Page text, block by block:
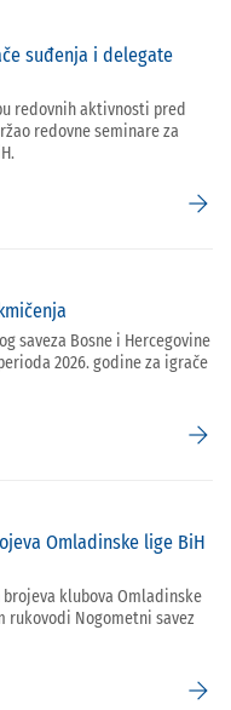
suđenja i delegate
redovnih aktivnosti pred
redovne seminare za
arrow_forward
saveza Bosne i Hercegovine
2026. godine za igrače
arrow_forward
Omladinske lige BiH
klubova Omladinske
rukovodi Nogometni savez
arrow_forward